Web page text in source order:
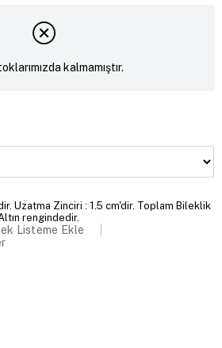
kalmamıştır.
Uzatma Zinciri : 1.5 cm'dir. Toplam Bileklik
rengindedir.
Listeme Ekle